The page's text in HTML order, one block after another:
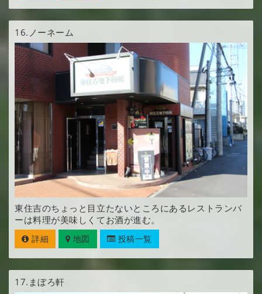
16. ノーネーム
東住吉のちょっと目立たないところにあるレストランバ
ーは料理が美味しくてお酒が進む。
詳細 地図 投稿一覧
17. まぼろ軒